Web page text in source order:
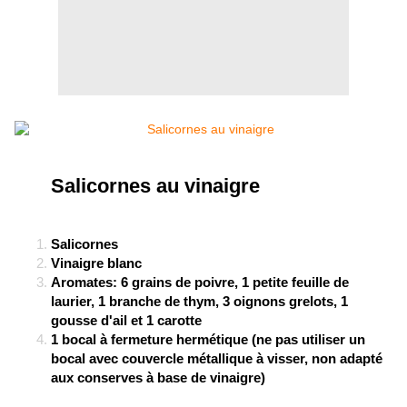
Salicornes au vinaigre
Salicornes
Vinaigre blanc
Aromates: 6 grains de poivre, 1 petite feuille de
laurier, 1 branche de thym, 3 oignons grelots, 1
gousse d'ail et 1 carotte
1 bocal à fermeture hermétique (ne pas utiliser un
bocal avec couvercle métallique à visser, non adapté
aux conserves à base de vinaigre)